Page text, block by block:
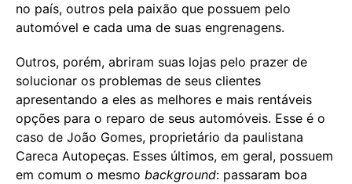
no país, outros pela paixão que possuem pelo
automóvel e cada uma de suas engrenagens.
Outros, porém, abriram suas lojas pelo prazer de
solucionar os problemas de seus clientes
apresentando a eles as melhores e mais rentáveis
opções para o reparo de seus automóveis. Esse é o
caso de João Gomes, proprietário da paulistana
Careca Autopeças. Esses últimos, em geral, possuem
em comum o mesmo background: passaram boa